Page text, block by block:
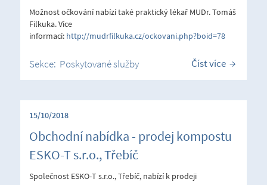
Možnost očkování nabízí také praktický lékař MUDr. Tomáš
Filkuka. Více
informací: http://mudrfilkuka.cz/ockovani.php?boid=78
Sekce: Poskytované služby Číst více
15/10/2018
Obchodní nabídka - prodej kompostu
ESKO-T s.r.o., Třebíč
Společnost ESKO-T s.r.o., Třebíč, nabízí k prodeji